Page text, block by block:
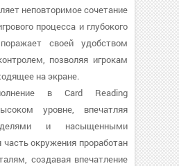
неповторимое сочетание
процесса и глубокого
своей удобством
позволяя игрокам
на экране.
в Card Reading
уровне, впечатляя
и насыщенными
окружения проработан
создавая впечатление